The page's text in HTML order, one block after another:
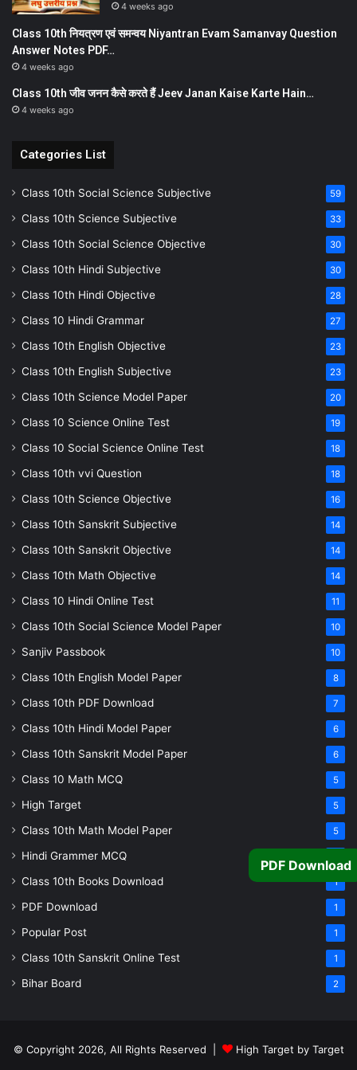
4 weeks ago
Class 10th नियत्रण एवं समन्वय Niyantran Evam Samanvay Question
Answer Notes PDF…
4 weeks ago
Class 10th जीव जनन कैसे करते हैं Jeev Janan Kaise Karte Hain…
4 weeks ago
Categories List
Class 10th Social Science Subjective 59
Class 10th Science Subjective 33
Class 10th Social Science Objective 30
Class 10th Hindi Subjective 30
Class 10th Hindi Objective 28
Class 10 Hindi Grammar 27
Class 10th English Objective 23
Class 10th English Subjective 23
Class 10th Science Model Paper 20
Class 10 Science Online Test 19
Class 10 Social Science Online Test 18
Class 10th vvi Question 18
Class 10th Science Objective 16
Class 10th Sanskrit Subjective 14
Class 10th Sanskrit Objective 14
Class 10th Math Objective 14
Class 10 Hindi Online Test 11
Class 10th Social Science Model Paper 10
Sanjiv Passbook 10
Class 10th English Model Paper 8
Class 10th PDF Download 7
Class 10th Hindi Model Paper 6
Class 10th Sanskrit Model Paper 6
Class 10 Math MCQ 5
High Target 5
Class 10th Math Model Paper 5
Hindi Grammer MCQ
Class 10th Books Download 1
PDF Download 1
Popular Post 1
Class 10th Sanskrit Online Test 1
Bihar Board 2
© Copyright 2026, All Rights Reserved |
High Target by Target
PDF Download